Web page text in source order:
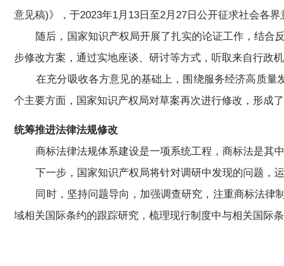
意见稿)》，于2023年1月13日至2月27日公开征求社会各
随后，国家知识产权局开展了扎实的论证工作，结合反
步修改方案，通过实地座谈、研讨等方式，听取来自行政
在充分吸收各方意见的基础上，围绕服务经济高质量
个主要方面，国家知识产权局对草案再次进行修改，形成
统筹推进法律法规修改
商标法律法规体系建设是一项系统工程，商标法是其中
下一步，国家知识产权局将针对调研中发现的问题，运
同时，坚持问题导向，加强调查研究，注重商标法律制
域相关国际条约的跟踪研究，梳理现行制度中与相关国际